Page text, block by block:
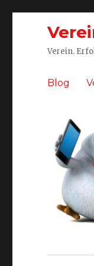
Verein.
Blog